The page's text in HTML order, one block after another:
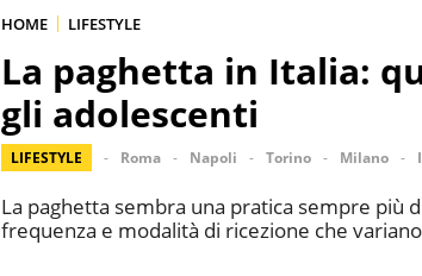
HOME LIFESTYLE
La paghetta in Italia:
gli adolescenti
LIFESTYLE Roma Napoli Torino Milano
La paghetta sembra una pratica sempre più
frequenza e modalità di ricezione che